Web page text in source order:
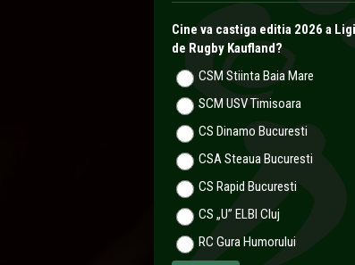
Cine va castiga editia 2026 a
de Rugby Kaufland?
CSM Stiinta Baia Mare
SCM USV Timisoara
CS Dinamo Bucuresti
CSA Steaua Bucuresti
CS Rapid Bucuresti
CS „U” ELBI Cluj
RC Gura Humorului